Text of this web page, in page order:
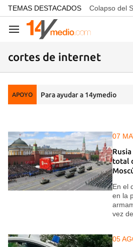
common.go-to-content
TEMAS DESTACADOS Colapso del
Navegación
cortes de internet
APOYO Para ayudar a 14ymedio
07
total
En el
en la
vez
05